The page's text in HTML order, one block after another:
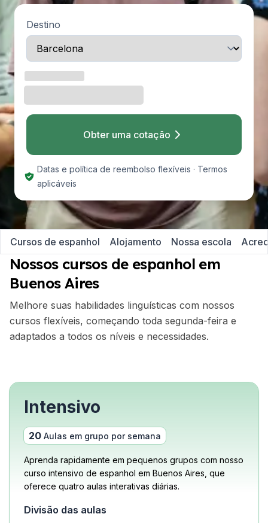
Destino
Obter uma cotação
Datas e política de reembolso flexíveis · Termos
aplicáveis
Cursos de espanhol Alojamento Nossa escola
Nossos cursos de espanhol em
Buenos Aires
Melhore suas habilidades linguísticas com nossos
cursos flexíveis, começando toda segunda-feira e
adaptados a todos os níveis e necessidades.
Intensivo
20 Aulas em grupo por semana
Aprenda rapidamente em pequenos grupos com nosso
curso intensivo de espanhol em Buenos Aires, que
oferece quatro aulas interativas diárias.
Divisão das aulas